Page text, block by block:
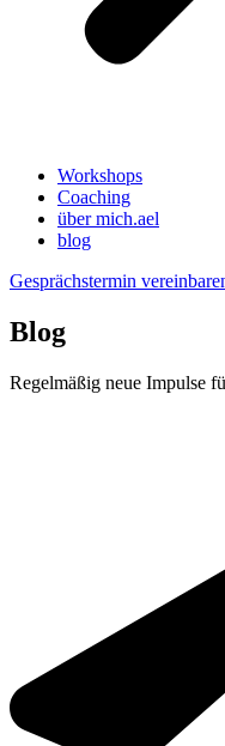
Workshops
Coaching
über mich.ael
blog
Gesprächstermin
Blog
Regelmäßig neue Impulse